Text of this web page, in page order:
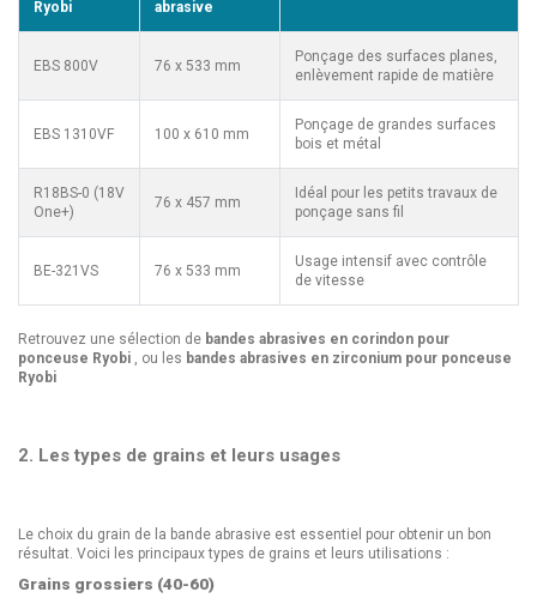
Ryobi abrasive
EBS 800V 76 x 533 mm
Ponçage des surfaces planes,
enlèvement rapide de matière
EBS 1310VF 100 x 610 mm
Ponçage de grandes surfaces
bois et métal
R18BS-0 (18V
One+)
76 x 457 mm
Idéal pour les petits travaux de
ponçage sans fil
BE-321VS 76 x 533 mm
Usage intensif avec contrôle
de vitesse
Retrouvez une sélection de bandes abrasives en corindon pour
ponceuse Ryobi , ou les bandes abrasives en zirconium pour ponceuse
Ryobi
2. Les types de grains et leurs usages
Le choix du grain de la bande abrasive est essentiel pour obtenir un bon
résultat. Voici les principaux types de grains et leurs utilisations :
Grains grossiers (40-60)